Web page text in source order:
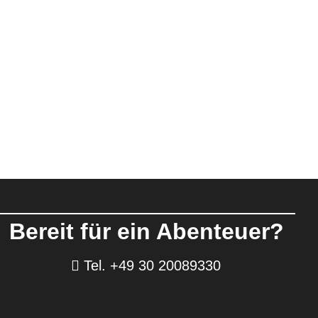
Bereit für ein Abenteuer?
Tel. +49 30 20089330